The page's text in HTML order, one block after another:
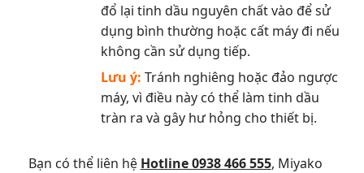
đổ lại tinh dầu nguyên chất vào để sử
dụng bình thường hoặc cất máy đi nếu
không cần sử dụng tiếp.
Lưu ý: Tránh nghiêng hoặc đảo ngược
máy, vì điều này có thể làm tinh dầu
tràn ra và gây hư hỏng cho thiết bị.
Bạn có thể liên hệ Hotline 0938 466 555, Miyako